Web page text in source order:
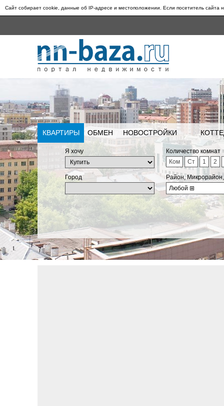
Сайт собирает cookie, данные об IP-адресе и местоположении. Если посетитель сайта
КВАРТИРЫ ОБМЕН НОВОСТРОЙКИ
Я хочу
Количество комнат
Ком
Ст 1 2
Город
Район,
Любой ⊞